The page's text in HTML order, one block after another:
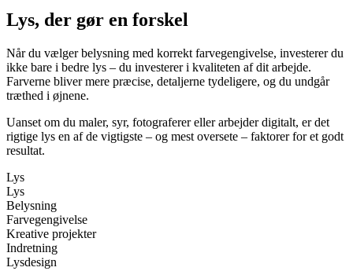
Lys, der gør en forskel
Når du vælger belysning med korrekt farvegengivelse, investerer du
ikke bare i bedre lys – du investerer i kvaliteten af dit arbejde.
Farverne bliver mere præcise, detaljerne tydeligere, og du undgår
træthed i øjnene.
Uanset om du maler, syr, fotograferer eller arbejder digitalt, er det
rigtige lys en af de vigtigste – og mest oversete – faktorer for et godt
resultat.
Lys
Lys
Belysning
Farvegengivelse
Kreative projekter
Indretning
Lysdesign